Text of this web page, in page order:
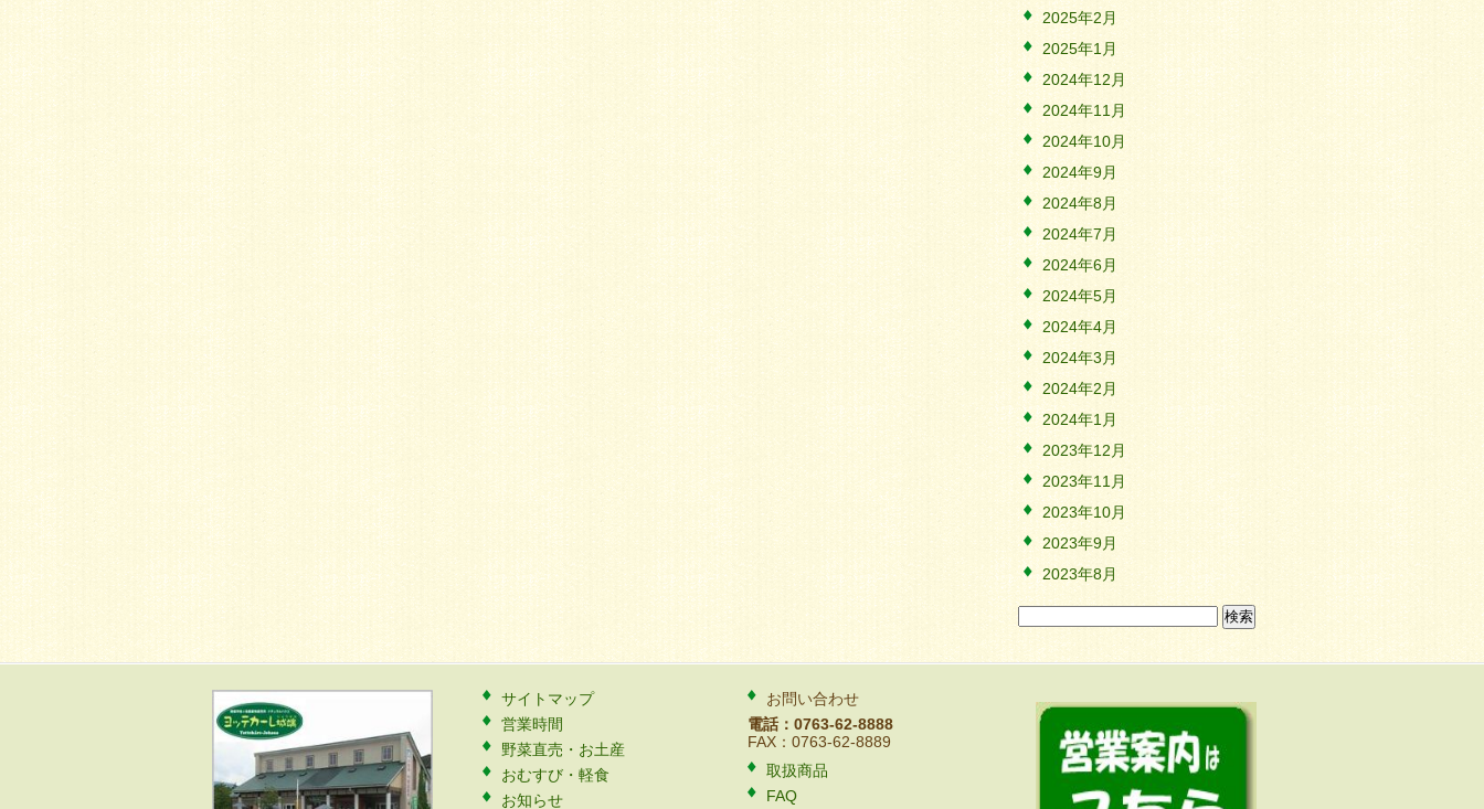
2025年2月
2025年1月
2024年12月
2024年11月
2024年10月
2024年9月
2024年8月
2024年7月
2024年6月
2024年5月
2024年4月
2024年3月
2024年2月
2024年1月
2023年12月
2023年11月
2023年10月
2023年9月
2023年8月
検
索:
サイトマップ
営業時間
野菜直売・お土産
おむすび・軽食
お知らせ
お問い合わせ
電話：0763-62-8888
FAX：0763-62-8889
取扱商品
FAQ